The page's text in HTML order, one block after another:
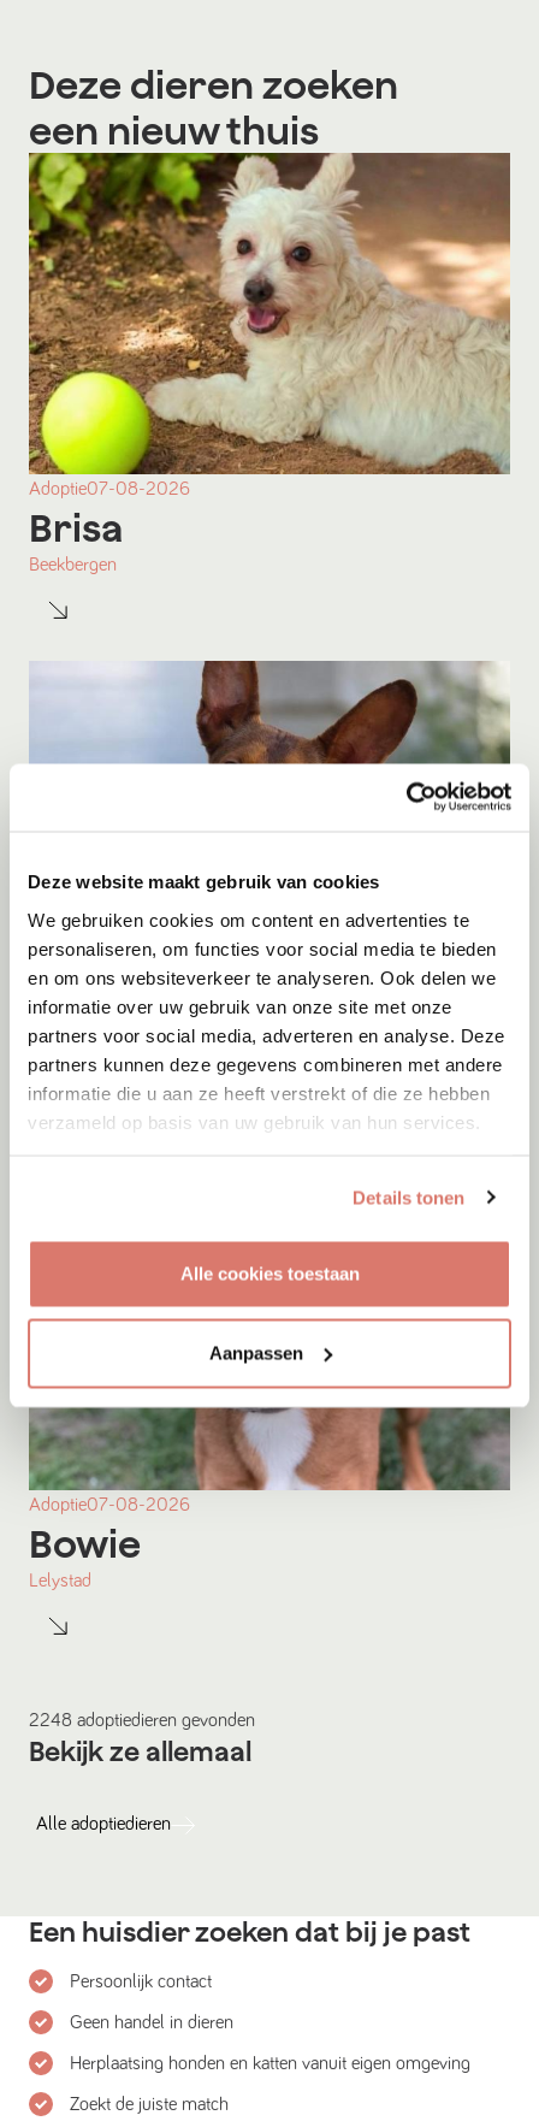
Deze website maakt gebruik van cookies
We gebruiken cookies om content en advertenties te
personaliseren, om functies voor social media te bieden
en om ons websiteverkeer te analyseren. Ook delen we
informatie over uw gebruik van onze site met onze
partners voor social media, adverteren en analyse. Deze
partners kunnen deze gegevens combineren met andere
informatie die u aan ze heeft verstrekt of die ze hebben
verzameld op basis van uw gebruik van hun services.
Details tonen
Alle cookies toestaan
Aanpassen
Deze dieren zoeken
een nieuw thuis
Adoptie07-08-2026
Brisa
Beekbergen
Adoptie 07-08-2026
Bambi
Amersfoort
Adoptie07-08-2026
Bowie
Lelystad
2248 adoptiedieren gevonden
Bekijk ze allemaal
Alle adoptiedieren
Een huisdier zoeken dat bij je past
Persoonlijk contact
Geen handel in dieren
Herplaatsing honden en katten vanuit eigen omgeving
Zoekt de juiste match